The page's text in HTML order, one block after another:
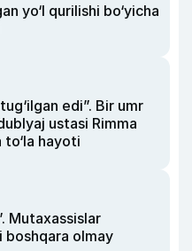
yo‘l qurilishi bo‘yicha
edi”. Bir umr
ustasi Rimma
hayoti
Mutaxassislar
boshqara olmay